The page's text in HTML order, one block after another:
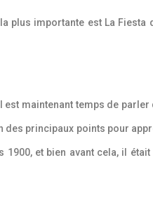
plus importante est La Fiesta
maintenant temps de parler
des principaux points pour
et bien avant cela, il était